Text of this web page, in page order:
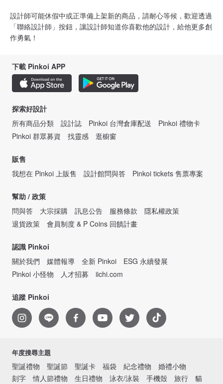
設計師可能休假中或正準備上架新的商品，請耐心等候，歡迎透過
「聯絡設計師」按鈕，讓設計師知道你喜歡他的設計，給他更多創
作勇氣！
下載 Pinkoi APP
探索好設計
所有商品分類
設計誌 Pinkoi 台灣倉庫配送
Pinkoi 禮物卡
Pinkoi 群眾募資
找靈感 逛櫥窗
販售
我想在 Pinkoi 上販售
設計館問與答 Pinkoi tickets 售票專案
幫助 / 政策
問與答
大宗採購 訊息公告 服務條款
隱私權政策
退貨政策
會員制度 & P Coins 回饋計畫
認識 Pinkoi
關於我們
媒體報導 全新 Pinkoi
ESG 永續發展
Pinkoi 小怪物
人才招募 iichi.com
追蹤 Pinkoi
年度搜尋主題
聖誕禮物 聖誕節 聖誕卡 福袋 紀念禮物
婚禮小物
刻字
情人節禮物 生日禮物 泳衣/泳裝 手機殼 旅行 貓